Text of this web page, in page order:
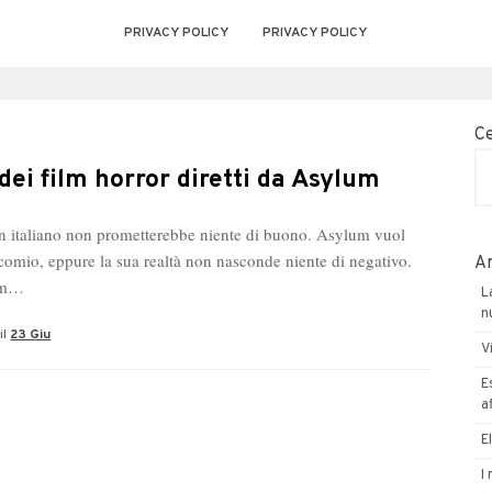
PRIVACY POLICY PRIVACY POLICY
film horror diretti da Asylum
italiano non prometterebbe niente di buono. Asylum vuol
eppure la sua realtà non nasconde niente di negativo.
23 Giu
I